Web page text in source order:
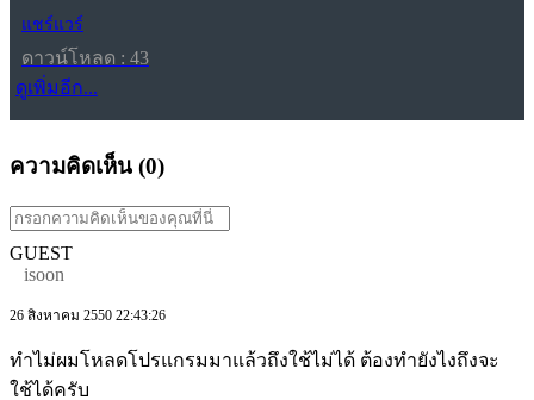
แชร์แวร์
ดาวน์โหลด : 43
ดูเพิ่มอีก...
ความคิดเห็น (0)
GUEST
isoon
26 สิงหาคม 2550 22:43:26
ทำไม่ผมโหลดโปรแกรมมาแล้วถึงใช้ไม่ได้ ต้องทำยังไงถึงจะ
ใช้ได้ครับ